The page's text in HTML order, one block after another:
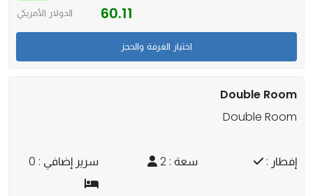
الدولار الأمريكي 60.11
Double Room
Double Room
إفطار : سعة : 2 سرير إضافي : 0